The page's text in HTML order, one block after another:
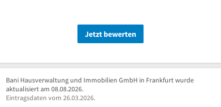
Jetzt bewerten
Bani Hausverwaltung und Immobilien GmbH in Frankfurt wurde
aktualisiert am 08.08.2026.
Eintragsdaten vom 26.03.2026.